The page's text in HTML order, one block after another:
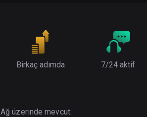
Birkaç adımda 7/24 aktif
Ağ üzerinde mevcut: